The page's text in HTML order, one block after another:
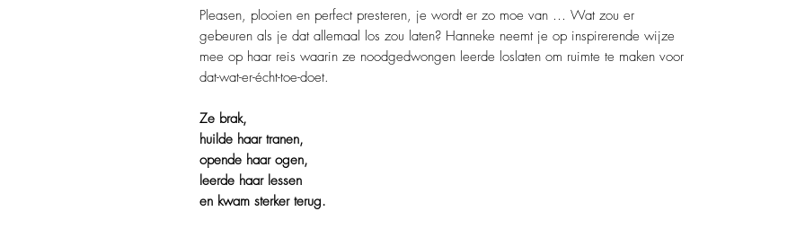
Pleasen, plooien en perfect presteren, je wordt er zo moe van … Wat zou er
gebeuren als je dat allemaal los zou laten? Hanneke neemt je op inspirerende wijze
mee op haar reis waarin ze noodgedwongen leerde loslaten om ruimte te maken voor
dat-wat-er-écht-toe-doet.
Ze brak,
huilde haar tranen,
opende haar ogen,
leerde haar lessen
en kwam sterker terug.